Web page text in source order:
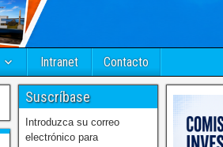
Intranet Contacto
Suscríbase
Introduzca su correo
electrónico para